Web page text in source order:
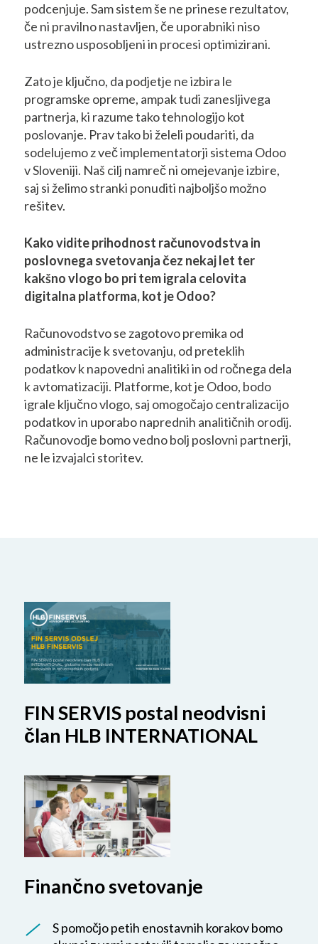
podcenjuje. Sam sistem še ne prinese rezultatov,
če ni pravilno nastavljen, če uporabniki niso
ustrezno usposobljeni in procesi optimizirani.
Zato je ključno, da podjetje ne izbira le
programske opreme, ampak tudi zanesljivega
partnerja, ki razume tako tehnologijo kot
poslovanje. Prav tako bi želeli poudariti, da
sodelujemo z več implementatorji sistema Odoo
v Sloveniji. Naš cilj namreč ni omejevanje izbire,
saj si želimo stranki ponuditi najboljšo možno
rešitev.
Kako vidite prihodnost računovodstva in
poslovnega svetovanja čez nekaj let ter
kakšno vlogo bo pri tem igrala celovita
digitalna platforma, kot je Odoo?
Računovodstvo se zagotovo premika od
administracije k svetovanju, od preteklih
podatkov k napovedni analitiki in od ročnega dela
k avtomatizaciji. Platforme, kot je Odoo, bodo
igrale ključno vlogo, saj omogočajo centralizacijo
podatkov in uporabo naprednih analitičnih orodij.
Računovodje bomo vedno bolj poslovni partnerji,
ne le izvajalci storitev.
FIN SERVIS postal neodvisni
član HLB INTERNATIONAL
Finančno svetovanje
S pomočjo petih enostavnih korakov bomo